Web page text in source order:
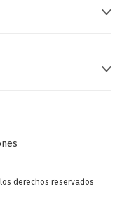
los derechos reservados